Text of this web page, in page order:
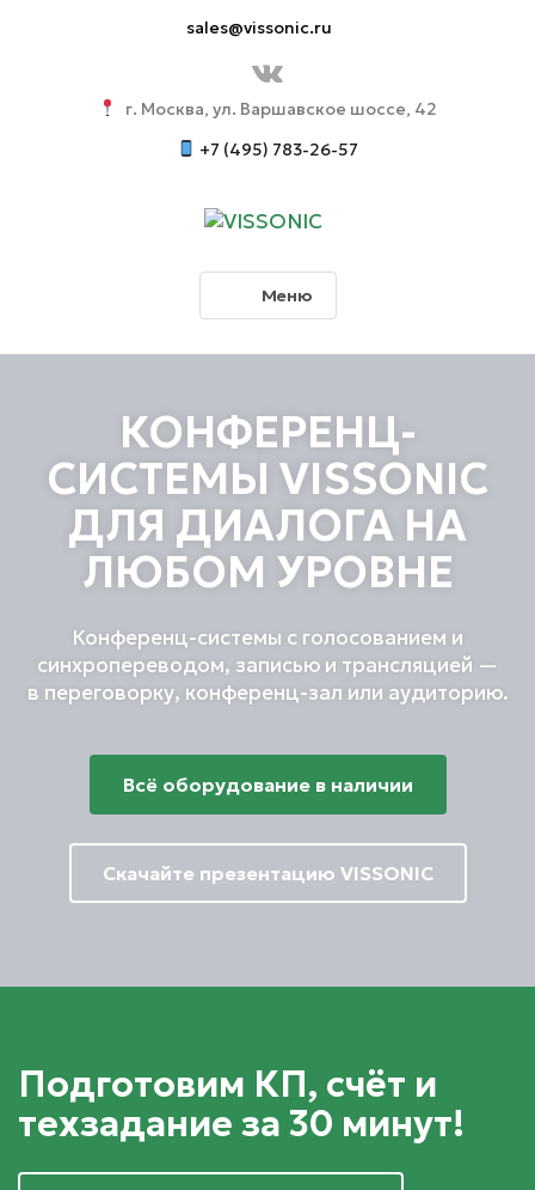
sales@vissonic.ru
г. Москва, ул. Варшавское шоссе, 42
+7 (495) 783-26-57
Меню
КОНФЕРЕНЦ-
СИСТЕМЫ VISSONIC
ДЛЯ ДИАЛОГА НА
ЛЮБОМ УРОВНЕ
Конференц-системы с голосованием и
синхропереводом, записью и трансляцией —
в переговорку, конференц-зал или аудиторию.
Всё оборудование в наличии
Скачайте презентацию VISSONIC
Подготовим КП, счёт и
техзадание за 30 минут!